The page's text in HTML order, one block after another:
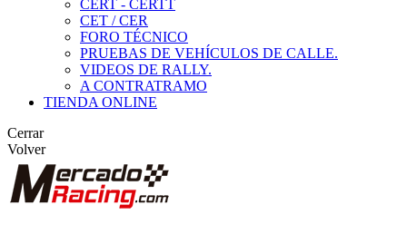
CERT - CERTT
CET / CER
FORO TÉCNICO
PRUEBAS DE VEHÍCULOS DE CALLE.
VIDEOS DE RALLY.
A CONTRATRAMO
TIENDA ONLINE
Cerrar
Volver